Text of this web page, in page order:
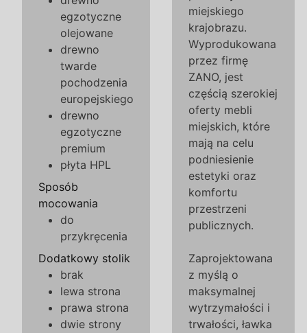
egzotyczne
olejowane
drewno
twarde
pochodzenia
europejskiego
drewno
egzotyczne
premium
płyta HPL
Sposób
mocowania
do
przykręcenia
Dodatkowy stolik
brak
lewa strona
prawa strona
dwie strony
miejskiego
krajobrazu.
Wyprodukowana
przez firmę
ZANO, jest
częścią szerokiej
oferty mebli
miejskich, które
mają na celu
podniesienie
estetyki oraz
komfortu
przestrzeni
publicznych.
Zaprojektowana
z myślą o
maksymalnej
wytrzymałości i
trwałości, ławka